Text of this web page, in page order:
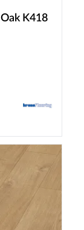
K418